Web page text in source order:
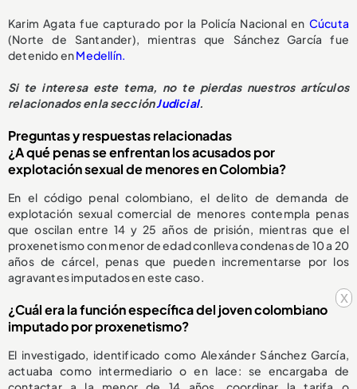
x
Karim Agata fue capturado por la Policía Nacional en Cúcuta
(Norte de Santander), mientras que Sánchez García fue
detenido enMedellín.
Si te interesa este tema, no te pierdas nuestros artículos
relacionados en la secciónJudicial.
Preguntas y respuestas relacionadas
¿A qué penas se enfrentan los acusados por
explotación sexual de menores en Colombia?
En el código penal colombiano, el delito de demanda de
explotación sexual comercial de menores contempla penas
que oscilan entre 14 y 25 años de prisión, mientras que el
proxenetismo con menor de edad conlleva condenas de 10 a 20
años de cárcel, penas que pueden incrementarse por los
agravantes imputados en este caso.
¿Cuál era la función específica del joven colombiano
imputado por proxenetismo?
El investigado, identificado como Alexánder Sánchez García,
actuaba como intermediario o en lace: se encargaba de